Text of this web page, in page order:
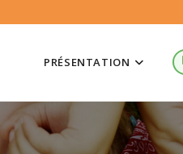
PRÉSENTATION